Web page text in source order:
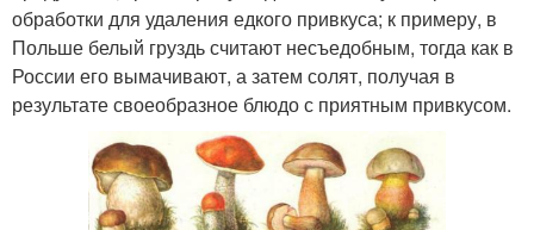
обработки для удаления едкого привкуса; к примеру, в
Польше белый груздь считают несъедобным, тогда как в
России его вымачивают, а затем солят, получая в
результате своеобразное блюдо с приятным привкусом.